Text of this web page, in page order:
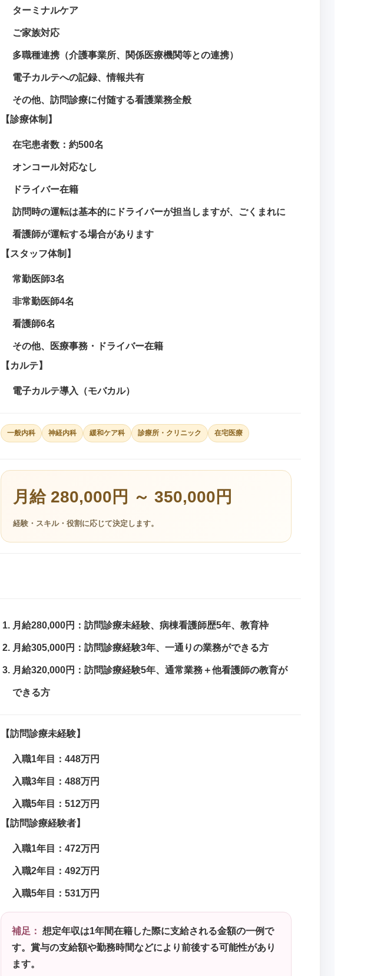
ターミナルケア
ご家族対応
多職種連携（介護事業所、関係医療機関等との連携）
電子カルテへの記録、情報共有
その他、訪問診療に付随する看護業務全般
【診療体制】
在宅患者数：約500名
オンコール対応なし
ドライバー在籍
訪問時の運転は基本的にドライバーが担当しますが、ごくまれに
看護師が運転する場合があります
【スタッフ体制】
常勤医師3名
非常勤医師4名
看護師6名
その他、医療事務・ドライバー在籍
【カルテ】
電子カルテ導入（モバカル）
一般内科 神経内科 緩和ケア科 診療所・クリニック 在宅医療
月給 280,000円 ～ 350,000円
経験・スキル・役割に応じて決定します。
月給280,000円：訪問診療未経験、病棟看護師歴5年、教育枠
月給305,000円：訪問診療経験3年、一通りの業務ができる方
月給320,000円：訪問診療経験5年、通常業務＋他看護師の教育が
できる方
【訪問診療未経験】
入職1年目：448万円
入職3年目：488万円
入職5年目：512万円
【訪問診療経験者】
入職1年目：472万円
入職2年目：492万円
入職5年目：531万円
補足： 想定年収は1年間在籍した際に支給される金額の一例で
す。賞与の支給額や勤務時間などにより前後する可能性があり
ます。